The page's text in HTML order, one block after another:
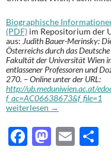
Biographische
(PDF) im Repositorium der
aus: Judith Bauer-Merinsky:
Österreichs durch das
Fakultät der Universität Wien
entlassener Professoren und
270. – Online unter der URL:
http://ub.meduniwien.ac.at/
f_ac=AC06638673&f_file=1
Rudolf STRISOWER (1886-
weiterlesen →
F
M E